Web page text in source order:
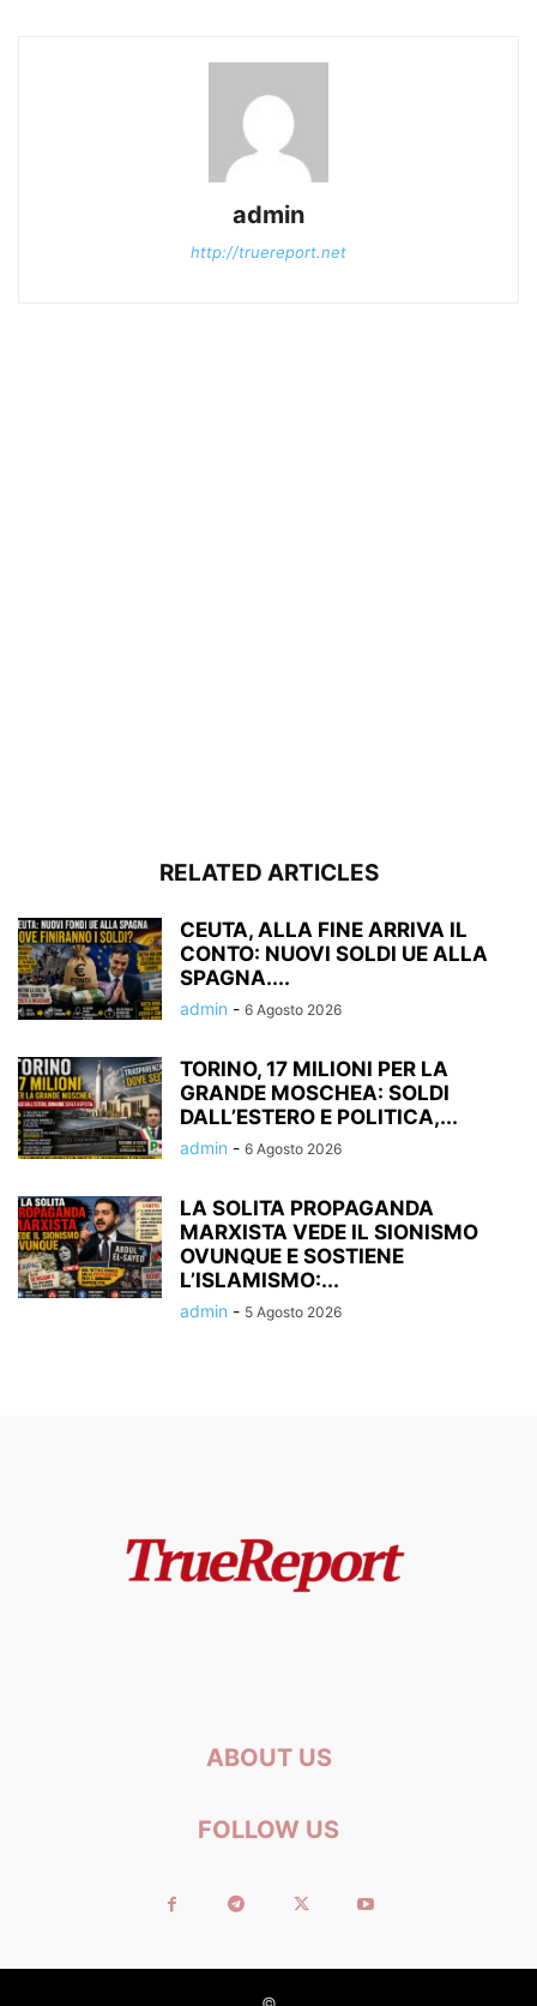
admin
http://truereport.net
RELATED ARTICLES
CEUTA, ALLA FINE ARRIVA IL
CONTO: NUOVI SOLDI UE ALLA
SPAGNA....
admin - 6 Agosto 2026
TORINO, 17 MILIONI PER LA
GRANDE MOSCHEA: SOLDI
DALL’ESTERO E POLITICA,...
admin - 6 Agosto 2026
LA SOLITA PROPAGANDA
MARXISTA VEDE IL SIONISMO
OVUNQUE E SOSTIENE
L’ISLAMISMO:...
admin - 5 Agosto 2026
ABOUT US
FOLLOW US